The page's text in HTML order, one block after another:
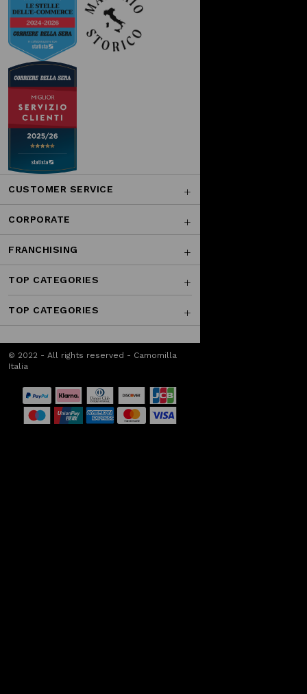
CUSTOMER SERVICE
CORPORATE
FRANCHISING
TOP CATEGORIES
TOP CATEGORIES
© 2022 - All rights reserved - Camomilla
Italia